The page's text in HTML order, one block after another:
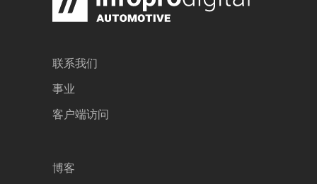
联系我们
事业
客户端访问
博客